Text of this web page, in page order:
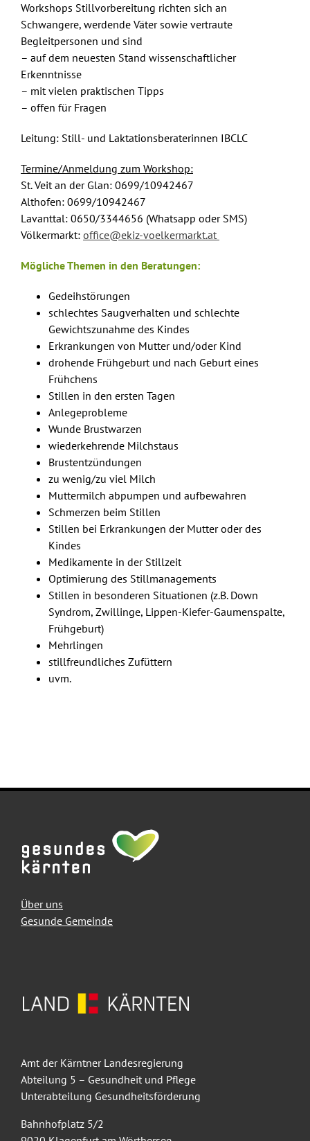
Workshops Stillvorbereitung richten sich an
Schwangere, werdende Väter sowie vertraute
Begleitpersonen und sind
– auf dem neuesten Stand wissenschaftlicher
Erkenntnisse
– mit vielen praktischen Tipps
– offen für Fragen
Leitung: Still- und Laktationsberaterinnen IBCLC
Termine/Anmeldung zum Workshop:
St. Veit an der Glan: 0699/10942467
Althofen: 0699/10942467
Lavanttal: 0650/3344656 (Whatsapp oder SMS)
Völkermarkt: office@ekiz-voelkermarkt.at
Mögliche Themen in den Beratungen:
Gedeihstörungen
schlechtes Saugverhalten und schlechte
Gewichtszunahme des Kindes
Erkrankungen von Mutter und/oder Kind
drohende Frühgeburt und nach Geburt eines
Frühchens
Stillen in den ersten Tagen
Anlegeprobleme
Wunde Brustwarzen
wiederkehrende Milchstaus
Brustentzündungen
zu wenig/zu viel Milch
Muttermilch abpumpen und aufbewahren
Schmerzen beim Stillen
Stillen bei Erkrankungen der Mutter oder des
Kindes
Medikamente in der Stillzeit
Optimierung des Stillmanagements
Stillen in besonderen Situationen (z.B. Down
Syndrom, Zwillinge, Lippen-Kiefer-Gaumenspalte,
Frühgeburt)
Mehrlingen
stillfreundliches Zufüttern
uvm.
Über uns
Gesunde Gemeinde
Amt der Kärntner Landesregierung
Abteilung 5 – Gesundheit und Pflege
Unterabteilung Gesundheitsförderung
Bahnhofplatz 5/2